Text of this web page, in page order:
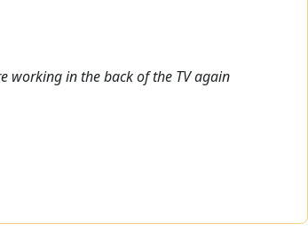
working in the back of the TV again